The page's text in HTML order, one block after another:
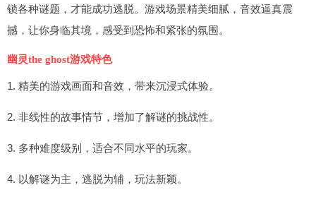
锁各种谜题，才能成功逃脱。游戏场景精美细腻，音效逼真震
撼，让你身临其境，感受到恐怖和紧张的氛围。
幽灵the ghost游戏特色
1. 精美的游戏画面和音效，带来沉浸式体验。
2. 非线性的故事情节，增加了解谜的挑战性。
3. 多种难度级别，适合不同水平的玩家。
4. 以解谜为主，逃脱为辅，玩法新颖。